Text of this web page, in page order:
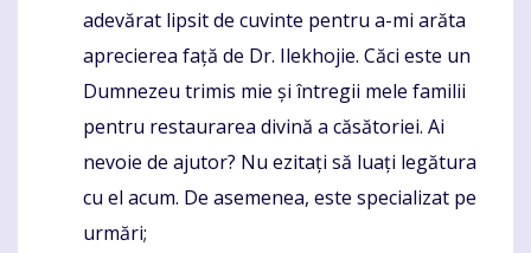
adevărat lipsit de cuvinte pentru a-mi arăta
aprecierea față de Dr. Ilekhojie. Căci este un
Dumnezeu trimis mie și întregii mele familii
pentru restaurarea divină a căsătoriei. Ai
nevoie de ajutor? Nu ezitați să luați legătura
cu el acum. De asemenea, este specializat pe
urmări;